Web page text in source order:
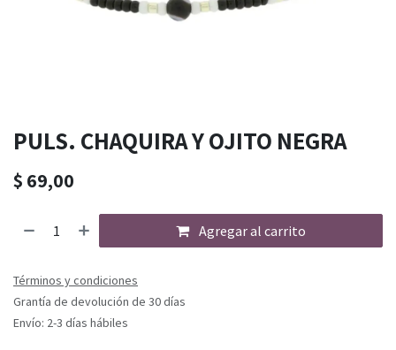
PULS. CHAQUIRA Y OJITO NEGRA
$ 69,00
Agregar al carrito
Términos y condiciones
Grantía de devolución de 30 días
Envío: 2-3 días hábiles